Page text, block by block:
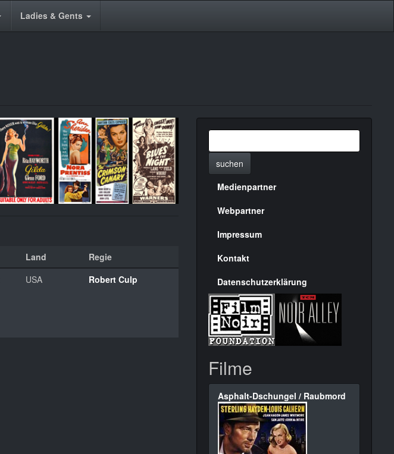
Ladies & Gents
Land Regie
USA Robert Culp
suchen
Menülinks
rechte
Seite
Medienpartner
Webpartner
Impressum
Kontakt
Datenschutzerklärung
Filme
Asphalt-Dschungel / Raubmord